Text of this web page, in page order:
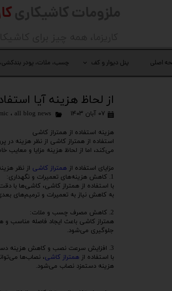
اصلی پنل دیوار و کف چسب، ملات، پودر
از لحاظ هزینه آیا
۰۷ آبان ۱۴۰۳ ، all blog news
هزینه استفاده از همتراز کاشی
استفاده از همتراز کاشی از نظر هزینه
می‌کند، اما از لحاظ هزینه مزایا و معایب
مزایای استفاده از همتراز کاشی از نظر
1. کاهش هزینه‌های تعمیرات و نگهداری:
با استفاده از همتراز کاشی، کاشی‌ها
به کاهش نیاز به تعمیرات و ترمیم‌های
2. کاهش مصرف چسب و ملات:
همتراز کاشی باعث ایجاد فاصله
جلوگیری می‌شود.
3. افزایش سرعت نصب و کاهش هزینه دستمزد:
با استفاده از همتراز کاشی، نصاب‌ها
هزینه دستمزد نصاب می‌شود.